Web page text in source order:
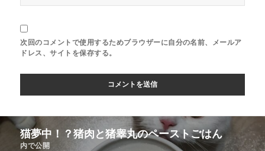
次回のコメントで使用するためブラウザーに自分の名前、メールア
ドレス、サイトを保存する。
猫夢中！？猪肉と猪睾丸のペーストごはん
内で公開